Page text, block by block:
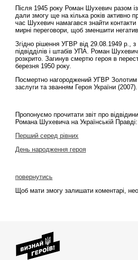
Після 1945 року Роман Шухевич разом
дали змогу ще на кілька років активно
час Шухевич намагався знайти
мирні переговори, щоб зменшити
Згідно рішення УГВР від 29.08.1949 р., з
підвідділів і штабів УПА. Роман
розкрито. Загинув смертю героя в
березня 1950 року.
Посмертно нагороджений УГВР
заслуги та званням Героя України (2007).
Пропонуємо прочитати звіт про
Романа Шухевича на Українській Правді:
Перший серед рівних
День народження героя
повернутись
Щоб мати змогу залишати коментарі,